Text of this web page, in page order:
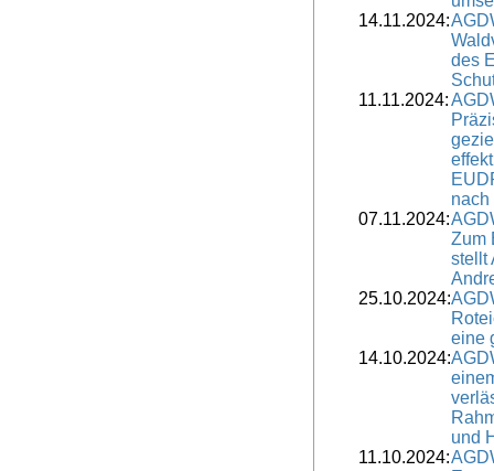
14.11.2024:
des
11.11.2024:
nach
07.11.2024:
Zum
stellt
25.10.2024:
eine
14.10.2024:
und
11.10.2024: